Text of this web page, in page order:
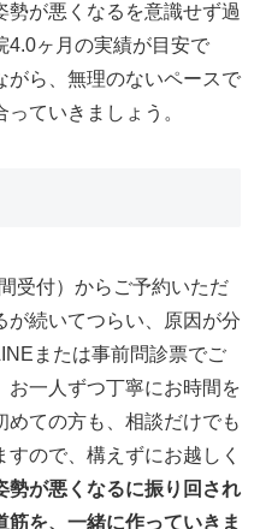
が悪くなるを意識せず過
4.0ヶ月の実績が目安で
がら、無理のないペースで
ていきましょう。
受付）からご予約いただ
が続いてつらい、原因が分
または事前問診票でご
お一人ずつ丁寧にお時間を
ての方も、相談だけでも
ので、構えずにお越しく
勢が悪くなるに振り回され
を、一緒に作っていきま